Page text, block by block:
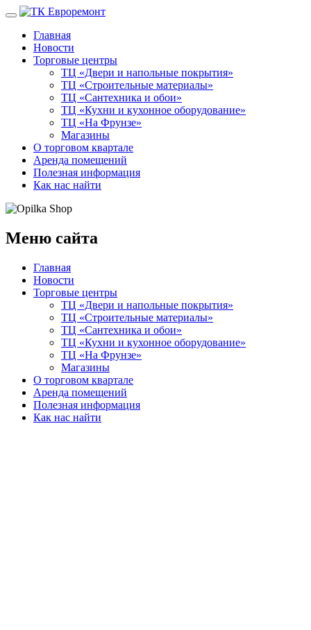
Главная
Новости
Торговые центры
ТЦ «Двери и напольные покрытия»
ТЦ «Строительные материалы»
ТЦ «Сантехника и обои»
ТЦ «Кухни и кухонное оборудование»
ТЦ «На Фрунзе»
Магазины
О торговом квартале
Аренда помещений
Полезная информация
Как нас найти
Меню сайта
Главная
Новости
Торговые центры
ТЦ «Двери и напольные покрытия»
ТЦ «Строительные материалы»
ТЦ «Сантехника и обои»
ТЦ «Кухни и кухонное оборудование»
ТЦ «На Фрунзе»
Магазины
О торговом квартале
Аренда помещений
Полезная информация
Как нас найти